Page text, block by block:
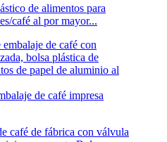
de alimentos para
café al por mayor...
de café impresa